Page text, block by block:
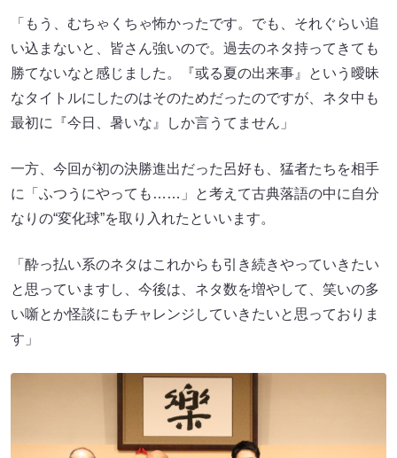
「もう、むちゃくちゃ怖かったです。でも、それぐらい追
い込まないと、皆さん強いので。過去のネタ持ってきても
勝てないなと感じました。『或る夏の出来事』という曖昧
なタイトルにしたのはそのためだったのですが、ネタ中も
最初に『今日、暑いな』しか言うてません」
一方、今回が初の決勝進出だった呂好も、猛者たちを相手
に「ふつうにやっても……」と考えて古典落語の中に自分
なりの“変化球”を取り入れたといいます。
「酔っ払い系のネタはこれからも引き続きやっていきたい
と思っていますし、今後は、ネタ数を増やして、笑いの多
い噺とか怪談にもチャレンジしていきたいと思っておりま
す」